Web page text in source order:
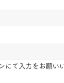
にて入力をお願い